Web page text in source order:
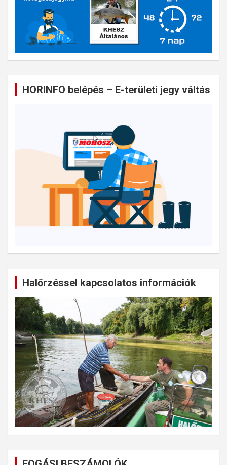
HORINFO belépés – E-területi jegy váltás
Halőrzéssel kapcsolatos információk